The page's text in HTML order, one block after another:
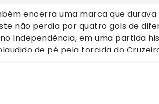
encerra uma marca que durava
não perdia por quatro gols de
Independência, em uma partida
de pé pela torcida do